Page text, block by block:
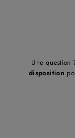
Une question
disposition